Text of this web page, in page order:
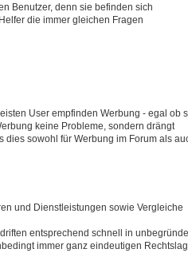
Benutzer, denn sie befinden sich
die immer gleichen Fragen
User empfinden Werbung - egal ob
keine Probleme, sondern drängt
sowohl für Werbung im Forum als
und Dienstleistungen sowie Vergleiche
entsprechend schnell in
immer ganz eindeutigen